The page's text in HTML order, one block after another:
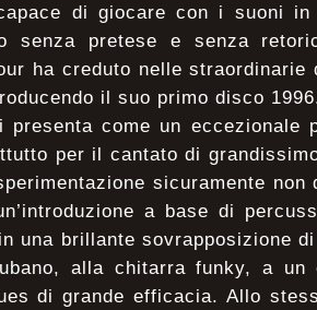
di giocare con i suoni
senza pretese e senza
ha creduto nelle
il suo primo disco
presenta come un eccezionale
per il cantato di
sicuramente
a base di
una brillante sovrapposizione
alla chitarra funky, a
di grande efficacia. Allo